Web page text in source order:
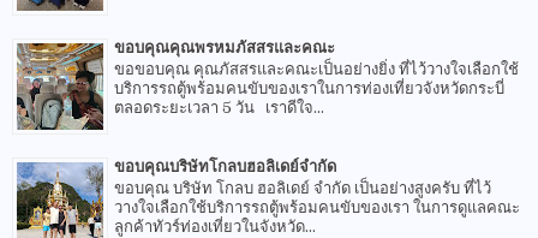
ขอบคุณคุณพรหมภัสสรและคณะ
ขอขอบคุณ คุณภัสสรและคณะเป็นอย่างยิ่ง ที่ไว้วางใจเลือกใช้
บริการรถตู้พร้อมคนขับของเราในการท่องเที่ยวจังหวัดกระบี่
ตลอดระยะเวลา 5 วัน เราดีใจ...
ขอบคุณบริษัทโกลบฮอลิเดย์จำกัด
ขอบคุณ บริษัท โกลบ ฮอลิเดย์ จำกัด เป็นอย่างสูงครับ ที่ไว้
วางใจเลือกใช้บริการรถตู้พร้อมคนขับของเรา ในการดูแลคณะ
ลูกค้าทัวร์ท่องเที่ยวในจังหวัด...